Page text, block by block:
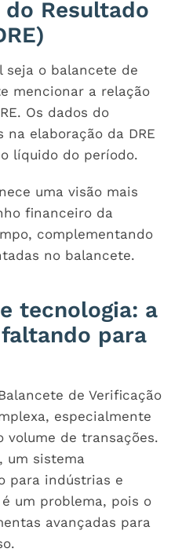
Resultado
seja o balancete de
mencionar a relação
Os dados do
elaboração da DRE
líquido do período.
uma visão mais
financeiro da
complementando
no balancete.
tecnologia: a
para
de Verificação
especialmente
volume de transações.
, um sistema
para indústrias e
um problema, pois o
avançadas para